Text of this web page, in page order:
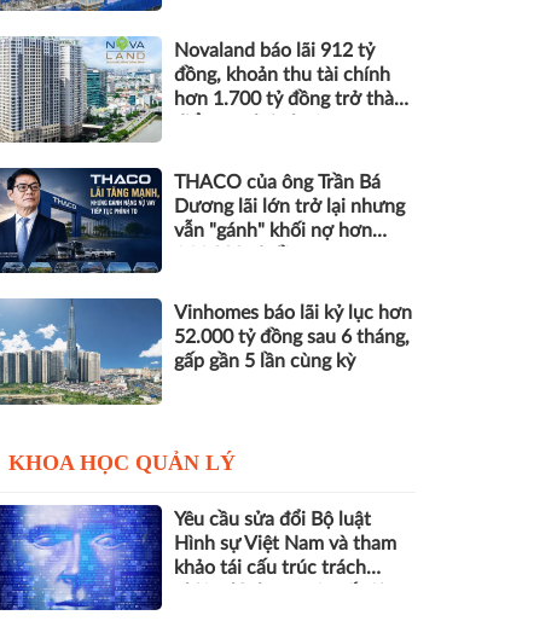
Novaland báo lãi 912 tỷ
đồng, khoản thu tài chính
hơn 1.700 tỷ đồng trở thành
THACO của ông Trần Bá
Dương lãi lớn trở lại nhưng
vẫn "gánh" khối nợ hơn
Vinhomes báo lãi kỷ lục hơn
52.000 tỷ đồng sau 6 tháng,
gấp gần 5 lần cùng kỳ
KHOA HỌC QUẢN LÝ
Yêu cầu sửa đổi Bộ luật
Hình sự Việt Nam và tham
khảo tái cấu trúc trách